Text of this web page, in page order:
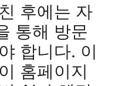
후에는 자
통해 방문
합니다. 이
홈페이지